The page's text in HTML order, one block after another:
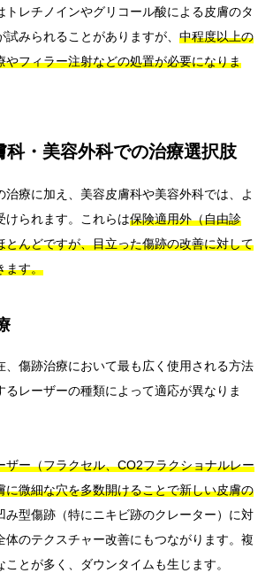
トレチノインやグリコール酸による皮膚のタ
みられることがありますが、 中程度以上の
やフィラー注射などの処置が必要になりま
科・美容外科での治療選択肢
治療に加え、美容皮膚科や美容外科では、よ
けられます。これらは保険適用外（自由診
とんどですが、目立った傷跡の改善に対して
ます。
、傷跡治療において最も広く使用される方法
るレーザーの種類によって適応が異なりま
ザー（フラクセル、CO2フラクショナルレー
に微細な穴を多数開けることで新しい皮膚の
み型傷跡（特にニキビ跡のクレーター）に対
体のテクスチャー改善にもつながります。複
とが多く、ダウンタイムも生じます。